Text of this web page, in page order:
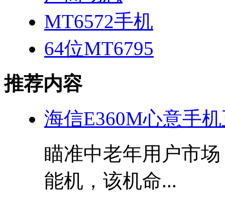
MT6572手机
64位MT6795
推荐内容
海信E360M心意手
瞄准中老年用户市
能机，该机命...